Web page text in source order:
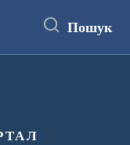
Пошук